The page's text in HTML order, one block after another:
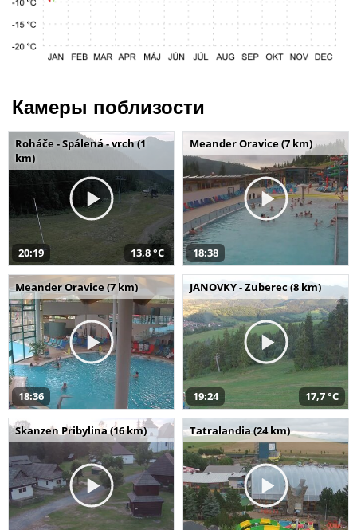
Камеры поблизости
Roháče - Spálená - vrch (1
km)
20:19 13,8 °C
Meander Oravice (7 km)
18:38
Meander Oravice (7 km)
18:36
JANOVKY - Zuberec (8 km)
19:24 17,7 °C
Skanzen Pribylina (16 km) Tatralandia (24 km)